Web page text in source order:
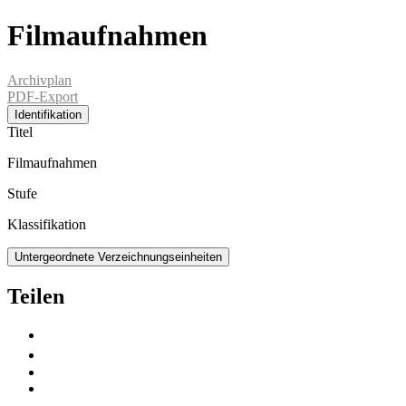
Filmaufnahmen
Archivplan
PDF-Export
Identifikation
Titel
Filmaufnahmen
Stufe
Klassifikation
Untergeordnete Verzeichnungseinheiten
Teilen